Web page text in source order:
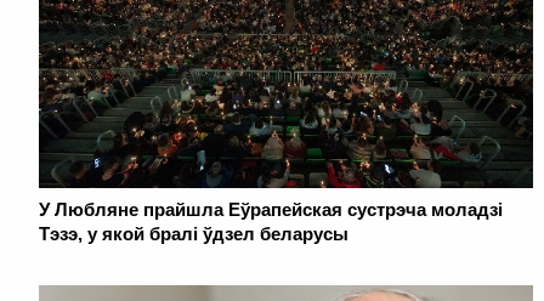
У Любляне прайшла Еўрапейская сустрэча моладзі
Тэзэ, у якой бралі ўдзел беларусы